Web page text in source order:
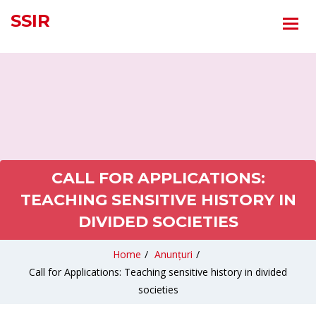
SSIR
CALL FOR APPLICATIONS:
TEACHING SENSITIVE HISTORY IN
DIVIDED SOCIETIES
Home / Anunțuri /
Call for Applications: Teaching sensitive history in divided
societies